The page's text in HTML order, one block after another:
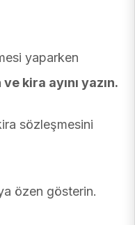
yaparken
kira ayını yazın.
sözleşmesini
özen gösterin.